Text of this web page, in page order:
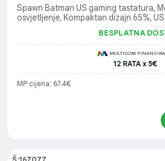
Spawn Batman US gaming tastatura,
osvjetljenje, Kompaktan dizajn 65%,
BESPLATNA
MULTICOM
12 RATA x 5€
MP cijena: 67.4€